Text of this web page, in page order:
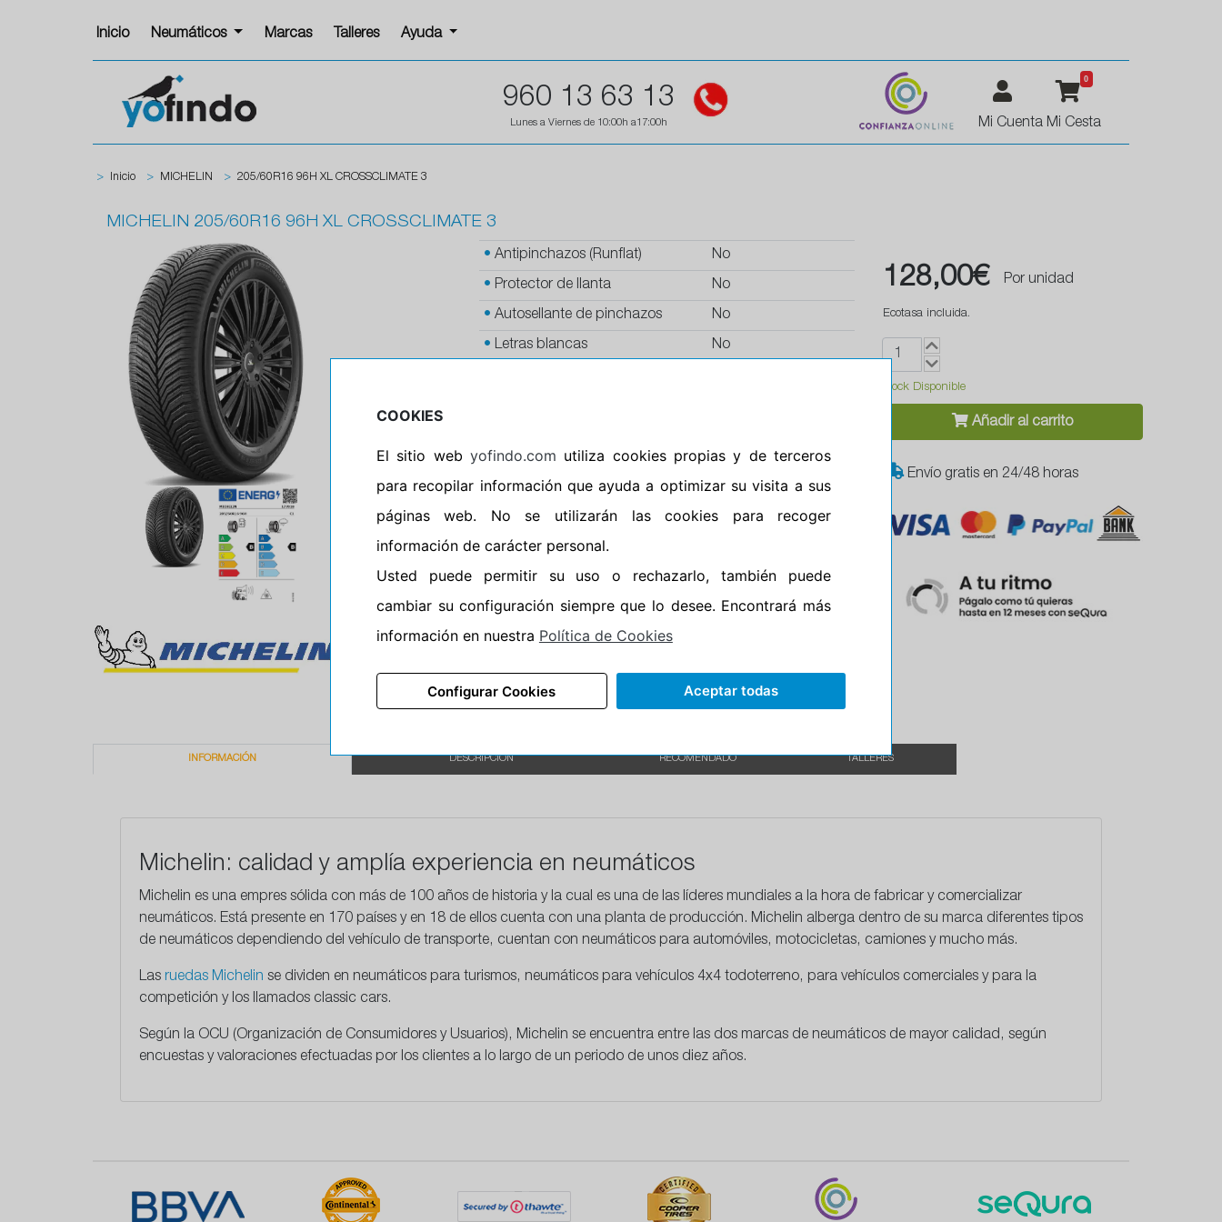
Inicio Neumáticos Marcas Talleres Ayuda
960 13 63 13
Lunes a Viernes de 10:00h a17:00h Mi Cuenta
0
Mi Cesta
> Inicio > MICHELIN > 205/60R16 96H XL CROSSCLIMATE 3
MICHELIN 205/60R16 96H XL CROSSCLIMATE 3
• Antipinchazos (Runflat) No
• Protector de llanta No
• Autosellante de pinchazos No
• Letras blancas No
• Si
•Calidad PREMIUM
P.O.R. No
•Oportunidad
•Etiqueta energética Información Eprel
128,00€ Por unidad
Ecotasa incluida.
Stock Disponible
Añadir al carrito
Envío gratis en 24/48 horas
INFORMACIÓN DESCRIPCIÓN RECOMENDADO TALLERES
Michelin: calidad y amplía experiencia en neumáticos
Michelin es una empres sólida con más de 100 años de historia y la cual es una de las líderes mundiales a la hora de fabricar y comercializar
neumáticos. Está presente en 170 países y en 18 de ellos cuenta con una planta de producción. Michelin alberga dentro de su marca diferentes tipos
de neumáticos dependiendo del vehículo de transporte, cuentan con neumáticos para automóviles, motocicletas, camiones y mucho más.
Las ruedas Michelin se dividen en neumáticos para turismos, neumáticos para vehículos 4x4 todoterreno, para vehículos comerciales y para la
competición y los llamados classic cars.
Según la OCU (Organización de Consumidores y Usuarios), Michelin se encuentra entre las dos marcas de neumáticos de mayor calidad, según
encuestas y valoraciones efectuadas por los clientes a lo largo de un periodo de unos diez años.
COOKIES
El sitio web yofindo.com utiliza cookies propias y de terceros
para recopilar información que ayuda a optimizar su visita a sus
páginas web. No se utilizarán las cookies para recoger
información de carácter personal.
Usted puede permitir su uso o rechazarlo, también puede
cambiar su configuración siempre que lo desee. Encontrará más
información en nuestra Política de Cookies
Configurar Cookies Aceptar todas